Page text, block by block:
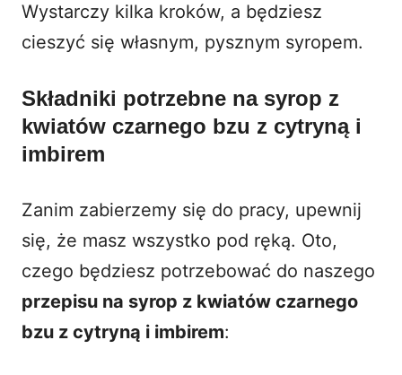
Wystarczy kilka kroków, a będziesz
cieszyć się własnym, pysznym syropem.
Składniki potrzebne na syrop z
kwiatów czarnego bzu z cytryną i
imbirem
Zanim zabierzemy się do pracy, upewnij
się, że masz wszystko pod ręką. Oto,
czego będziesz potrzebować do naszego
przepisu na syrop z kwiatów czarnego
bzu z cytryną i imbirem: